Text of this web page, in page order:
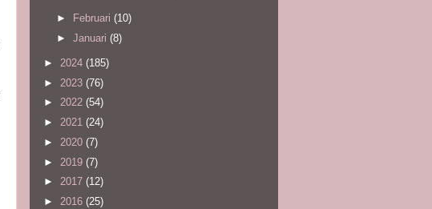
► Februari (10)
► Januari (8)
► 2024 (185)
► 2023 (76)
► 2022 (54)
► 2021 (24)
► 2020 (7)
► 2019 (7)
► 2017 (12)
► 2016 (25)